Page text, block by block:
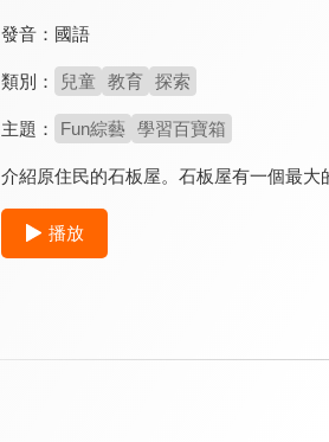
發音： 國語
類別： 兒童 教育 探索
主題： Fun綜藝 學習百寶箱
介紹原住民的石板屋。石板屋有一個最大
播放